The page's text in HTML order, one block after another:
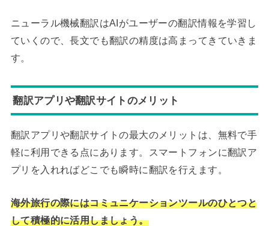
ニューラル機械翻訳はAIがユーザーの翻訳情報を学習し
ていくので、長文でも翻訳の精度は高まってきていきま
す。
翻訳アプリや翻訳サイトのメリット
翻訳アプリや翻訳サイトの最大のメリットは、無料で手
軽に利用できる点にあります。スマートフォンに翻訳ア
プリを入れればどこでも瞬時に翻訳を行えます。
海外旅行の際にはコミュニケーションツールのひとつと
して積極的に活用しましょう。